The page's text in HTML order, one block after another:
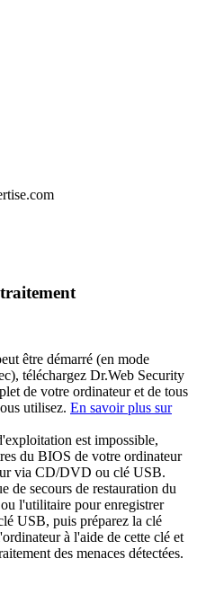
être démarré (en mode
téléchargez Dr.Web Security
de votre ordinateur et de tous
utilisez. En savoir plus sur
est impossible,
du BIOS de votre ordinateur
via CD/DVD ou clé USB.
de secours de restauration du
ou l'utilitaire pour enregistrer
USB, puis préparez la clé
à l'aide de cette clé et
des menaces détectées.